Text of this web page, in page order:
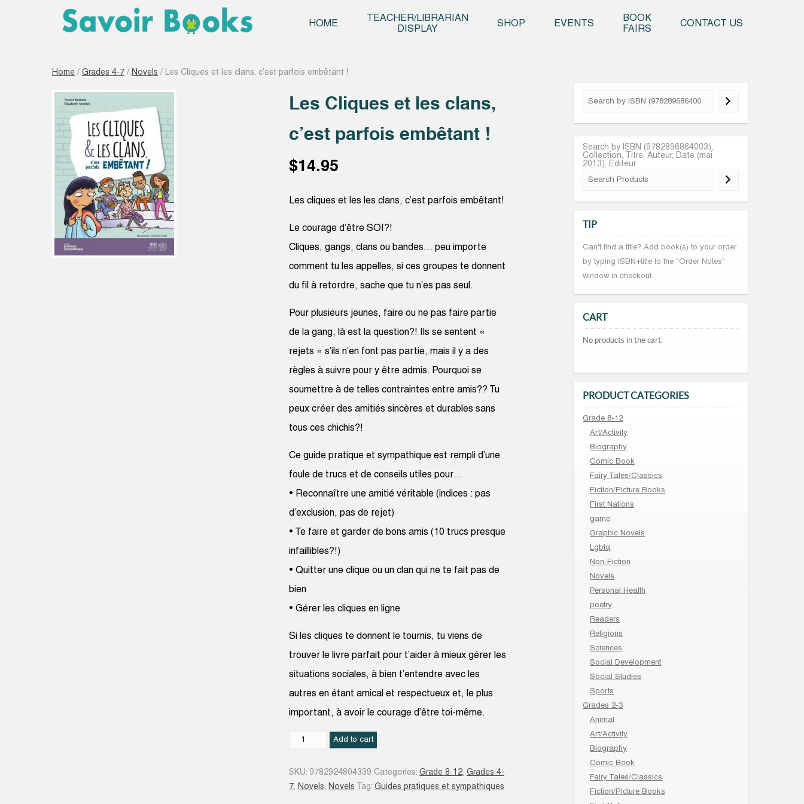
HOME
TEACHER/LIBRARIAN
DISPLAY
SHOP EVENTS
BOOK
FAIRS
CONTACT US
Home / Grades 4-7 / Novels / Les Cliques et les clans, c’est parfois embêtant !
Les Cliques et les clans,
c’est parfois embêtant !
$14.95
Les cliques et les les clans, c’est parfois embêtant!
Le courage d’être SOI?!
Cliques, gangs, clans ou bandes… peu importe
comment tu les appelles, si ces groupes te donnent
du fil à retordre, sache que tu n’es pas seul.
Pour plusieurs jeunes, faire ou ne pas faire partie
de la gang, là est la question?! Ils se sentent «
rejets » s’ils n’en font pas partie, mais il y a des
règles à suivre pour y être admis. Pourquoi se
soumettre à de telles contraintes entre amis?? Tu
peux créer des amitiés sincères et durables sans
tous ces chichis?!
Ce guide pratique et sympathique est rempli d’une
foule de trucs et de conseils utiles pour…
• Reconnaître une amitié véritable (indices : pas
d’exclusion, pas de rejet)
• Te faire et garder de bons amis (10 trucs presque
infaillibles?!)
• Quitter une clique ou un clan qui ne te fait pas de
bien
• Gérer les cliques en ligne
Si les cliques te donnent le tournis, tu viens de
trouver le livre parfait pour t’aider à mieux gérer les
situations sociales, à bien t’entendre avec les
autres en étant amical et respectueux et, le plus
important, à avoir le courage d’être toi-même.
Les
Add to cart
SKU: 9782924804339 Categories:Grade 8-12,Grades 4-
7, Novels, Novels Tag:Guides pratiques et sympathiques
Search by ISBN (9782896864003),
Collection, Titre, Auteur, Date (mai
2013), Editeur
TIP
Can't find a title? Add book(s) to your order
by typing ISBN+title to the "Order Notes"
window in checkout.
CART
No products in the cart.
PRODUCT CATEGORIES
Grade 8-12
Art/Activity
Biography
Comic Book
Fairy Tales/Classics
Fiction/Picture Books
First Nations
game
Graphic Novels
Lgbtq
Non-Fiction
Novels
Personal Health
poetry
Readers
Religions
Sciences
Social Development
Social Studies
Sports
Grades 2-3
Animal
Art/Activity
Biography
Comic Book
Fairy Tales/Classics
Fiction/Picture Books